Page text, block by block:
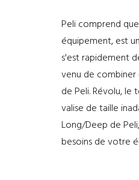
Peli comprend
équipement, est
s'est rapidement
venu de
de Peli. Révolu,
valise de taille
Long/Deep de
besoins de votre